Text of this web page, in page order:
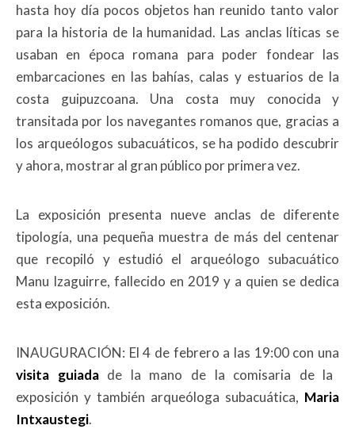
hasta hoy día pocos objetos han reunido tanto valor
para la historia de la humanidad. Las anclas líticas se
usaban en época romana para poder fondear las
embarcaciones en las bahías, calas y estuarios de la
costa guipuzcoana. Una costa muy conocida y
transitada por los navegantes romanos que, gracias a
los arqueólogos subacuáticos, se ha podido descubrir
y ahora, mostrar al gran público por primera vez.
La exposición presenta nueve anclas de diferente
tipología, una pequeña muestra de más del centenar
que recopiló y estudió el arqueólogo subacuático
Manu Izaguirre, fallecido en 2019 y a quien se dedica
esta exposición.
INAUGURACIÓN: El 4 de febrero a las 19:00 con una
visita guiadade la mano de la comisaria de la
exposición y también arqueóloga subacuática, Maria
Intxaustegi.